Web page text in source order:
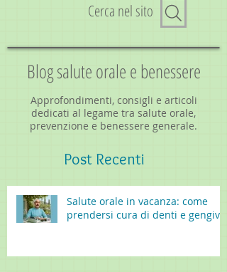
Cerca nel sito
Blog salute orale e benessere
Approfondimenti, consigli e articoli
dedicati al legame tra salute orale,
prevenzione e benessere generale.
Post Recenti
Salute orale in vacanza: come
prendersi cura di denti e gengive